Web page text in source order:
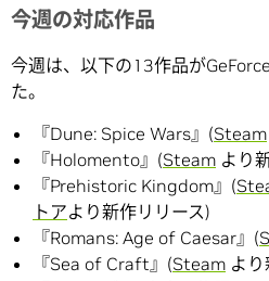
今週の対応作品
今週は、以下の13作品が
た。
『Dune: Spice Wars』(Steam
『Holomento』(Steam より
『Prehistoric Kingdom』(
トアより新作リリース)
『Romans: Age of Caesar』(
『Sea of Craft』(Steam よ